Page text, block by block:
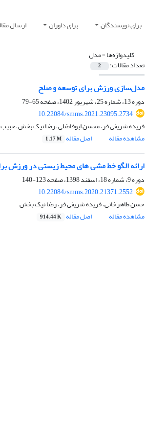
برای نویسندگان برای داوران ارسال
کلیدواژه‌ها =مدل
تعداد مقالات: 2
مدل‌سازی ورزش برای توسعه و صلح
دوره 13، شماره 25، شهریور 1402، صفحه
65-79
10.22084/smms.2021.23095.2734
فریده شریفی فر، محسن ابوفاضلی، رضا نیک بخش،
مشاهده مقاله
اصل مقاله 1.17 M
ارائه الگو خط مشی های محیط زیستی در ورزش
دوره 9، شماره 18، اسفند 1398، صفحه
123-140
10.22084/smms.2020.21371.2552
حسن طاهرخانی، فریده شریفی فر، رضا نیک بخش
مشاهده مقاله
اصل مقاله 914.44 K